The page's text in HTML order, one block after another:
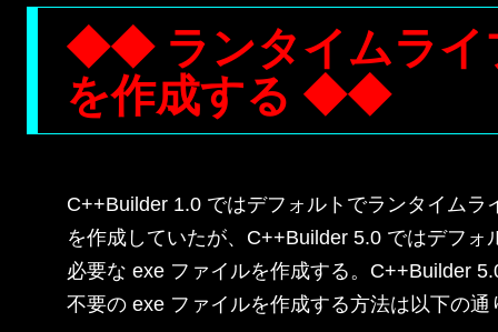
◆◆ ランタイムライ
を作成する ◆◆
C++Builder 1.0 ではデフォルトでランタイムラ
を作成していたが、C++Builder 5.0 ではデフォ
必要な exe ファイルを作成する。C++Builder
不要の exe ファイルを作成する方法は以下の通